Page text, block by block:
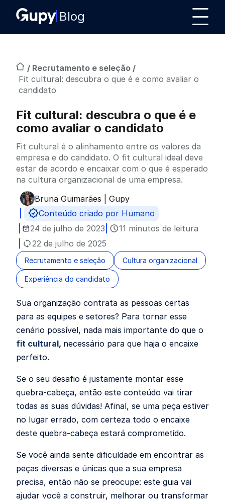
Blog
/ Recrutamento e seleção /
Fit cultural: descubra o que é e como avaliar o
candidato
Fit cultural: descubra o que é e
como avaliar o candidato
Fit cultural é o alinhamento entre os valores da
empresa e do candidato. O fit cultural ideal deve
estar de acordo e encaixar com o que é esperado
na cultura organizacional de uma empresa.
Publicado por
Bruna Guimarães | Gupy
Conteúdo criado por Humano
24 de julho de 2023
11 minutos de leitura
22 de julho de 2025
Recrutamento e seleção Cultura organizacional
Experiência do candidato
Sua organização contrata as pessoas certas
para as equipes e setores? Para tornar esse
cenário possível, nada mais importante do que o
fit cultural, necessário para que haja o encaixe
perfeito.
Se o seu desafio é justamente montar esse
quebra-cabeça, então este conteúdo vai tirar
todas as suas dúvidas! Afinal, se uma peça estiver
no lugar errado, com certeza todo o encaixe
deste quebra-cabeça estará comprometido.
Se você ainda sente dificuldade em encontrar as
peças diversas e únicas que a sua empresa
precisa, então não se preocupe: este guia vai
ajudar você a construir, melhorar ou transformar